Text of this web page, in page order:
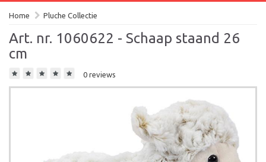
Home Pluche Collectie
Art. nr. 1060622 - Schaap staand 26
cm
0 reviews